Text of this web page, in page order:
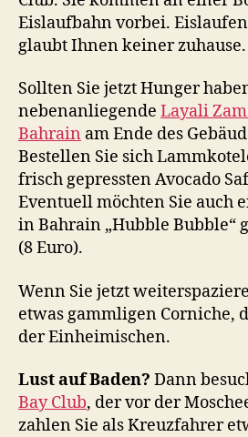
Eislaufbahn vorbei.
glaubt Ihnen keiner zuhause.
Sollten Sie jetzt Hunger
nebenanliegende Layali
Bahrain am Ende des
Bestellen Sie sich
frisch gepressten Avocado
Eventuell möchten Sie auch
in Bahrain „Hubble Bubble“
(8 Euro).
Wenn Sie jetzt
etwas gammligen Corniche,
der Einheimischen.
Lust auf Baden? Dann
Bay Club, der vor der
zahlen Sie als Kreuzfahrer